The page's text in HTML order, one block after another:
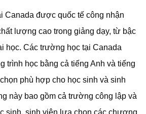
Canada được quốc tế công nhận
lượng cao trong giảng dạy, từ bậc
học. Các trường học tại Canada
trình học bằng cả tiếng Anh và tiếng
phù hợp cho học sinh và sinh
này bao gồm cả trường công lập và
sinh, sinh viên lựa chọn các chương